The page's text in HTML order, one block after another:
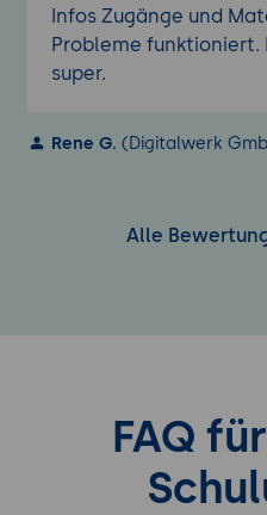
Infos Zugänge und
Probleme funktioniert.
super.
Rene G. (Digitalwerk
Alle
FAQ